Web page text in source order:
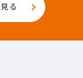
る